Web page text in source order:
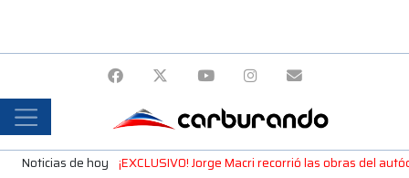
Noticias de hoy ¡EXCLUSIVO! Jorge Macri recorrió las obras del